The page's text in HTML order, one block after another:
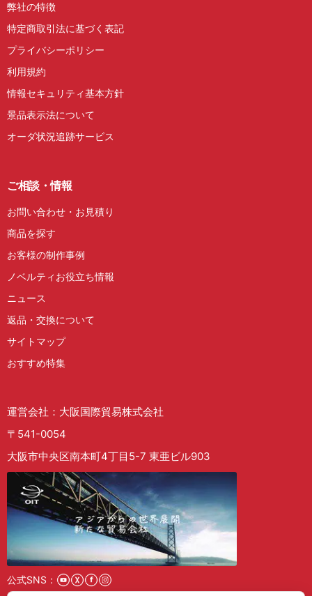
弊社の特徴
特定商取引法に基づく表記
プライバシーポリシー
利用規約
情報セキュリティ基本方針
景品表示法について
オーダ状況追跡サービス
ご相談・情報
お問い合わせ・お見積り
商品を探す
お客様の制作事例
ノベルティお役立ち情報
ニュース
返品・交換について
サイトマップ
おすすめ特集
運営会社：大阪国際貿易株式会社
〒541-0054
大阪市中央区南本町4丁目5-7 東亜ビル903
公式SNS：